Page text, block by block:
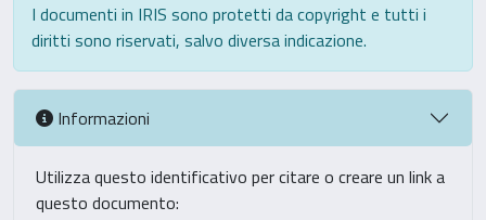
I documenti in IRIS sono protetti da copyright e tutti i
diritti sono riservati, salvo diversa indicazione.
Informazioni
Utilizza questo identificativo per citare o creare un link a
questo documento: